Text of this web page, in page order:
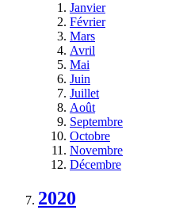
Janvier
Février
Mars
Avril
Mai
Juin
Juillet
Août
Septembre
Octobre
Novembre
Décembre
2020